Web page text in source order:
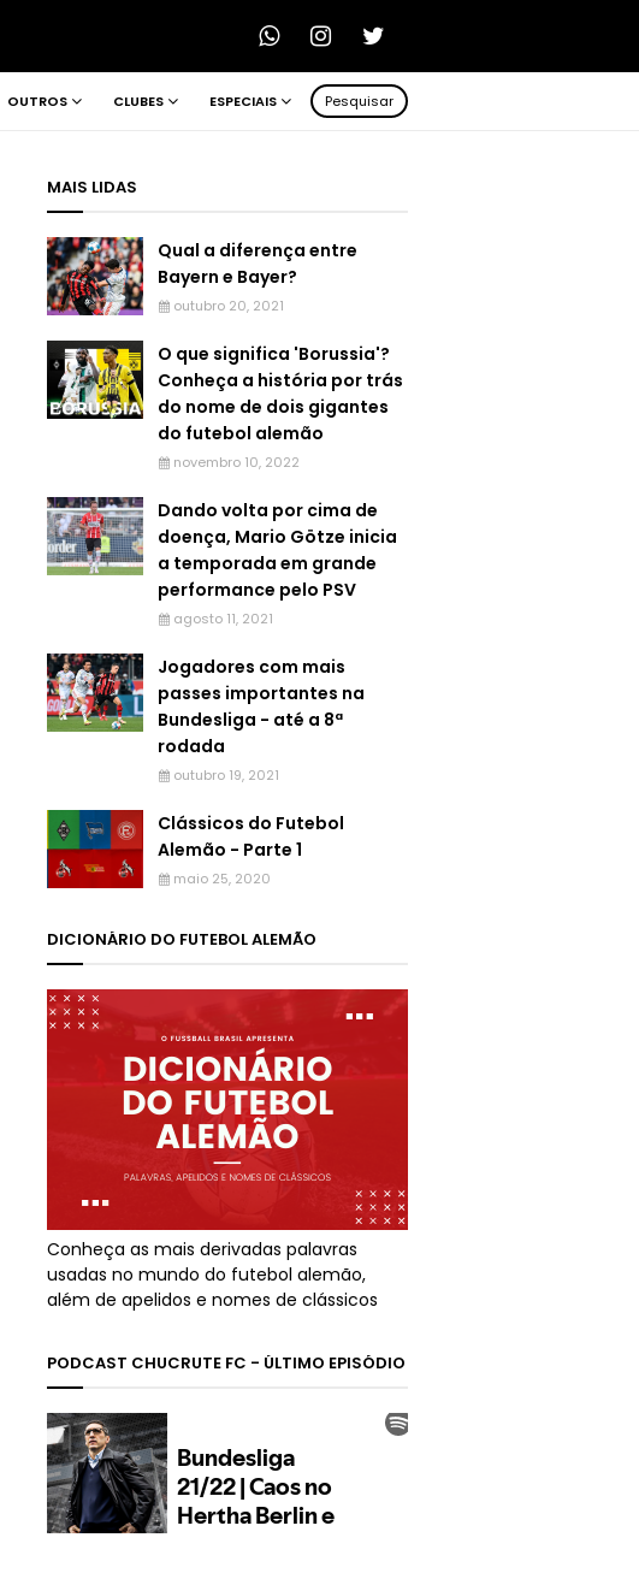
OUTROS CLUBES ESPECIAIS Pesquisar
MAIS LIDAS
Qual a diferença entre
Bayern e Bayer?
outubro 20, 2021
O que significa 'Borussia'?
Conheça a história por trás
do nome de dois gigantes
do futebol alemão
novembro 10, 2022
Dando volta por cima de
doença, Mario Götze inicia
a temporada em grande
performance pelo PSV
agosto 11, 2021
Jogadores com mais
passes importantes na
Bundesliga - até a 8ª
rodada
outubro 19, 2021
Clássicos do Futebol
Alemão - Parte 1
maio 25, 2020
DICIONÁRIO DO FUTEBOL ALEMÃO
Conheça as mais derivadas palavras
usadas no mundo do futebol alemão,
além de apelidos e nomes de clássicos
PODCAST CHUCRUTE FC - ÚLTIMO EPISÓDIO